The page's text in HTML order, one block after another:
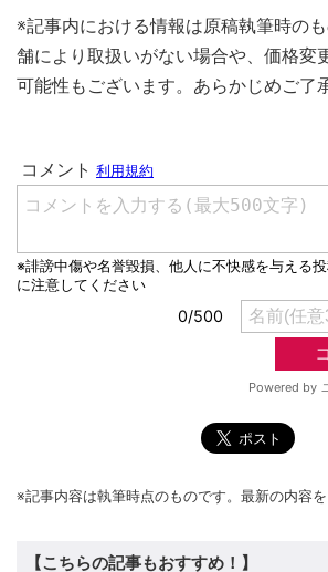
※記事内における情報は原稿執筆時の
舗により取扱いがない場合や、価格変
可能性もございます。あらかじめご了
※記事内容は執筆時点のものです。最新の内容を
【こちらの記事もおすすめ！】